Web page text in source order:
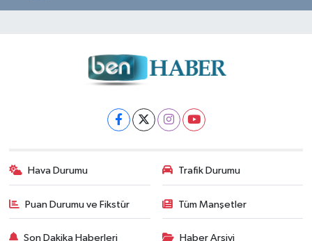
Hava Durumu Trafik Durumu
Puan Durumu ve Fikstür Tüm Manşetler
Son Dakika Haberleri Haber Arşivi